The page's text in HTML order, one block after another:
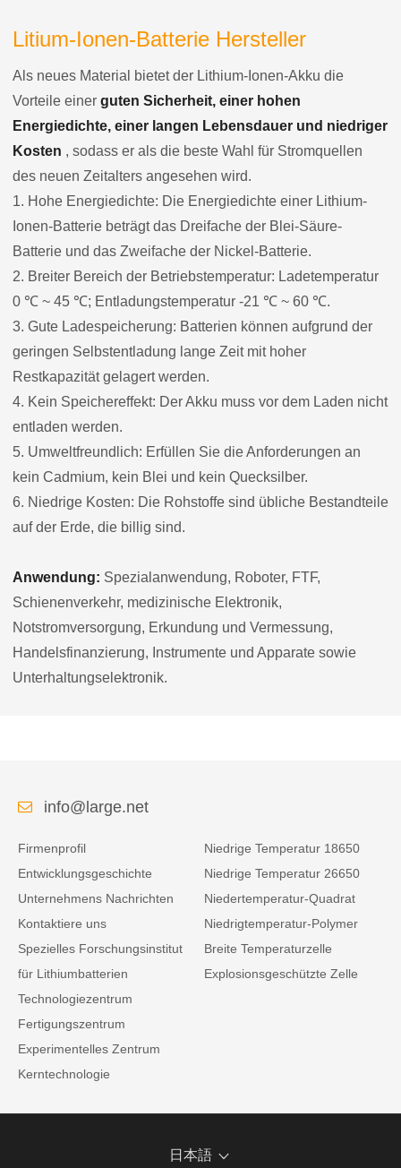
Litium-Ionen-Batterie Hersteller
Als neues Material bietet der Lithium-Ionen-Akku die
Vorteile einer guten Sicherheit, einer hohen
Energiedichte, einer langen Lebensdauer und niedriger
Kosten , sodass er als die beste Wahl für Stromquellen
des neuen Zeitalters angesehen wird.
1. Hohe Energiedichte: Die Energiedichte einer Lithium-
Ionen-Batterie beträgt das Dreifache der Blei-Säure-
Batterie und das Zweifache der Nickel-Batterie.
2. Breiter Bereich der Betriebstemperatur: Ladetemperatur
0 ℃ ~ 45 ℃; Entladungstemperatur -21 ℃ ~ 60 ℃.
3. Gute Ladespeicherung: Batterien können aufgrund der
geringen Selbstentladung lange Zeit mit hoher
Restkapazität gelagert werden.
4. Kein Speichereffekt: Der Akku muss vor dem Laden nicht
entladen werden.
5. Umweltfreundlich: Erfüllen Sie die Anforderungen an
kein Cadmium, kein Blei und kein Quecksilber.
6. Niedrige Kosten: Die Rohstoffe sind übliche Bestandteile
auf der Erde, die billig sind.
Anwendung: Spezialanwendung, Roboter, FTF,
Schienenverkehr, medizinische Elektronik,
Notstromversorgung, Erkundung und Vermessung,
Handelsfinanzierung, Instrumente und Apparate sowie
Unterhaltungselektronik.
info@large.net
Firmenprofil
Entwicklungsgeschichte
Unternehmens Nachrichten
Kontaktiere uns
Spezielles Forschungsinstitut
für Lithiumbatterien
Technologiezentrum
Fertigungszentrum
Experimentelles Zentrum
Kerntechnologie
Niedrige Temperatur 18650
Niedrige Temperatur 26650
Niedertemperatur-Quadrat
Niedrigtemperatur-Polymer
Breite Temperaturzelle
Explosionsgeschützte Zelle
日本語